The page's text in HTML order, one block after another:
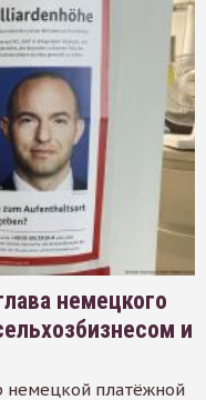
немецкого
и
платёжной